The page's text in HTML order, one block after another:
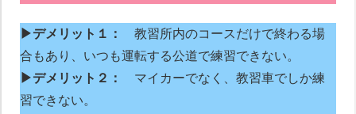
▶デメリット１：
教習所内のコースだけで終わる場
合もあり、いつも運転する公道で練習できない。
▶デメリット２：
マイカーでなく、教習車でしか練
習できない。